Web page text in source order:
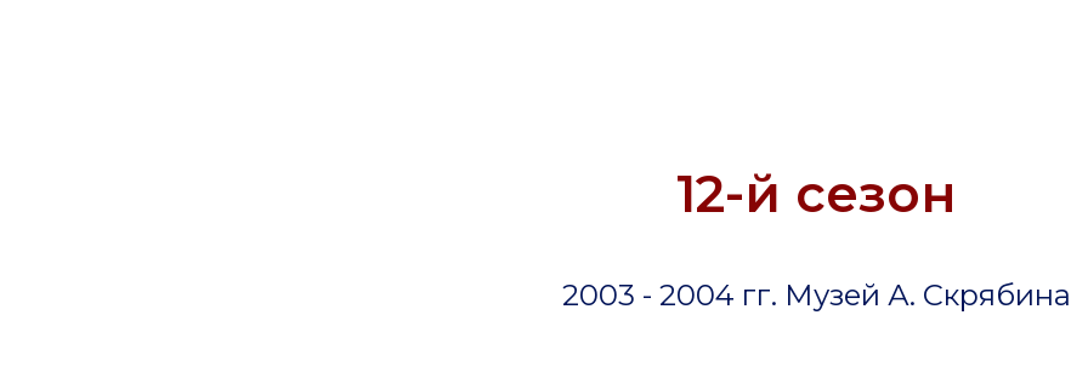
12-й сезон
2003 - 2004 гг. Музей А. Скрябина